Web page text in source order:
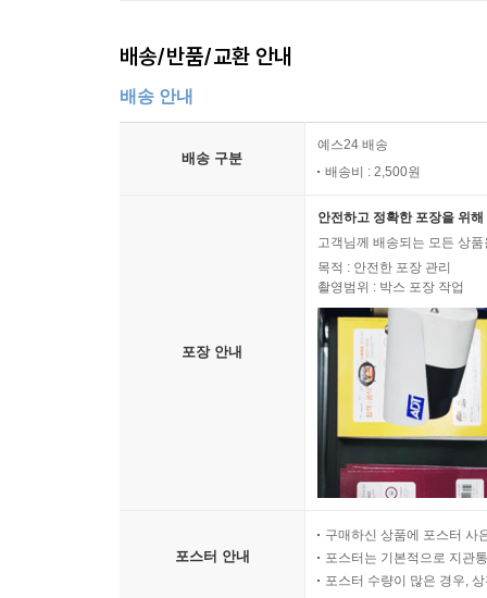
배송/반품/교환 안내
배송 안내
배송 구분
예스24 배송
배송비 : 2,500원
포장 안내
안전하고 정확한 포장을 위
고객님께 배송되는 모든 상
목적 : 안전한 포장 관리
촬영범위 : 박스 포장 작업
포스터 안내
구매하신 상품에 포스터 사
포스터는 기본적으로 지관
포스터 수량이 많은 경우,